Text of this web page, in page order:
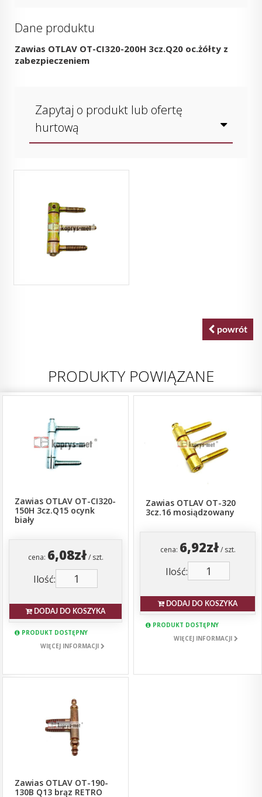
Dane produktu
Zawias OTLAV OT-CI320-200H 3cz.Q20 oc.żółty z
zabezpieczeniem
Zapytaj o produkt lub ofertę
hurtową
powrót
PRODUKTY POWIĄZANE
Zawias OTLAV OT-CI320-
150H 3cz.Q15 ocynk
biały
cena: 6,08zł/ szt.
Ilość:
DODAJ DO KOSZYKA
PRODUKT DOSTĘPNY
WIĘCEJ INFORMACJI
Zawias OTLAV OT-320
3cz.16 mosiądzowany
cena: 6,92zł/ szt.
Ilość:
DODAJ DO KOSZYKA
PRODUKT DOSTĘPNY
WIĘCEJ INFORMACJI
Zawias OTLAV OT-190-
130B Q13 brąz RETRO